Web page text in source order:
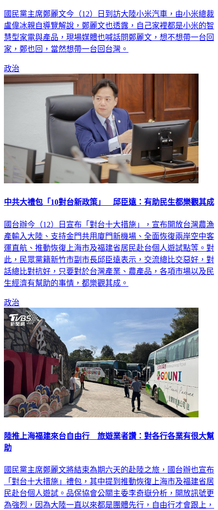
國民黨主席鄭麗文今（12）日到訪大陸小米汽車，由小米總裁
盧偉冰親自導覽解說，鄭麗文也透露，自己家裡都是小米的智
慧型家電與產品，現場媒體也喊話問鄭麗文，想不想帶一台回
家，鄭也回，當然想帶一台回台灣。
政治
中共大禮包「10對台新政策」 邱臣遠：有助民生都樂觀其成
國台辦今（12）日宣布「對台十大措施」，宣布開放台灣農漁
產輸入大陸、支持金門共用廈門新機場、全面恢復兩岸空中客
運直航、推動恢復上海市及福建省居民赴台個人遊試點等。對
此，民眾黨籍新竹市副市長邱臣遠表示，交流總比交惡好，對
話總比對抗好，只要對於台灣產業、農產品，各項市場以及民
生經濟有幫助的事情，都樂觀其成。
政治
陸推上海福建來台自由行 旅遊業者讚：對各行各業有很大幫
助
國民黨主席鄭麗文將結束為期六天的赴陸之旅，國台辦也宣布
「對台十大措施」禮包，其中提到推動恢復上海市及福建省居
民赴台個人遊試。品保協會公關主委李奇嶽分析，開放訊號更
為強烈，因為大陸一直以來都是團體先行，自由行才會跟上，